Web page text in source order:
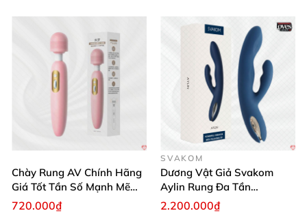
Chày Rung AV Chính Hãng
Giá Tốt Tần Số Mạnh Mẽ
Siêu Bền
720.000₫
SVAKOM
Dương Vật Giả Svakom
Aylin Rung Đa Tần
Massage Sung Sướng
2.200.000₫